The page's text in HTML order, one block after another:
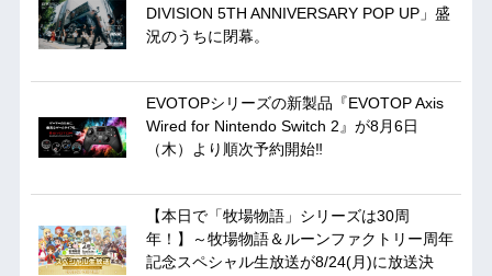
DIVISION 5TH ANNIVERSARY POP UP」盛
況のうちに閉幕。
EVOTOPシリーズの新製品『EVOTOP Axis
Wired for Nintendo Switch 2』が8月6日
（木）より順次予約開始‼
【本日で「牧場物語」シリーズは30周
年！】～牧場物語＆ルーンファクトリー周年
記念スペシャル生放送が8/24(月)に放送決